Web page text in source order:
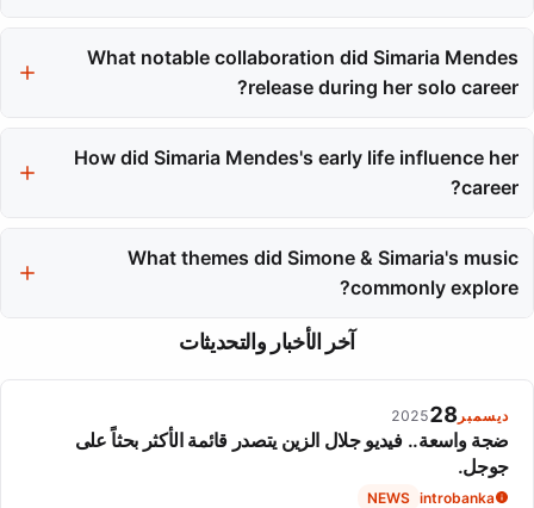
her health, leading to an official separation from Simone on
August 18, 2022.
What notable collaboration did Simaria Mendes
release during her solo career?
collaboration 'Loka' with Anitta, which became the most-
watched Brazilian music video.
How did Simaria Mendes's early life influence her
career?
vibrant culture and music influenced Simaria Mendes's artistic
development and connection to Brazilian rhythms.
What themes did Simone & Simaria's music
commonly explore?
Their music often tackled themes of love and resilience,
resonating deeply with audiences and promoting messages of
آخر الأخبار والتحديثات
ديسمبر 28
2025
ضجة واسعة.. فيديو جلال الزين يتصدر قائمة الأكثر بحثاً على
جوجل.
introbanka
NEWS